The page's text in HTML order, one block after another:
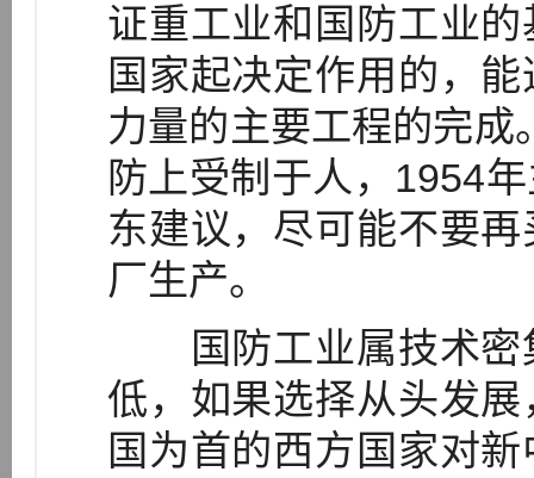
证重工业和国防工业
国家起决定作用的，
力量的主要工程的完成
防上受制于人，1954
东建议，尽可能不要
厂生产。
国防工业属技术密
低，如果选择从头发
国为首的西方国家对